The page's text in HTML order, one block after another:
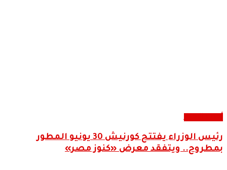
رئيس الوزراء يفتتح كورنيش 30 يونيو المطور
بمطروح.. ويتفقد معرض «كنوز مصر»